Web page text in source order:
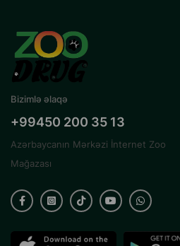
Bizimlə əlaqə
+99450 200 35 13
Azərbaycanın Mərkəzi İnternet Zoo
Mağazası